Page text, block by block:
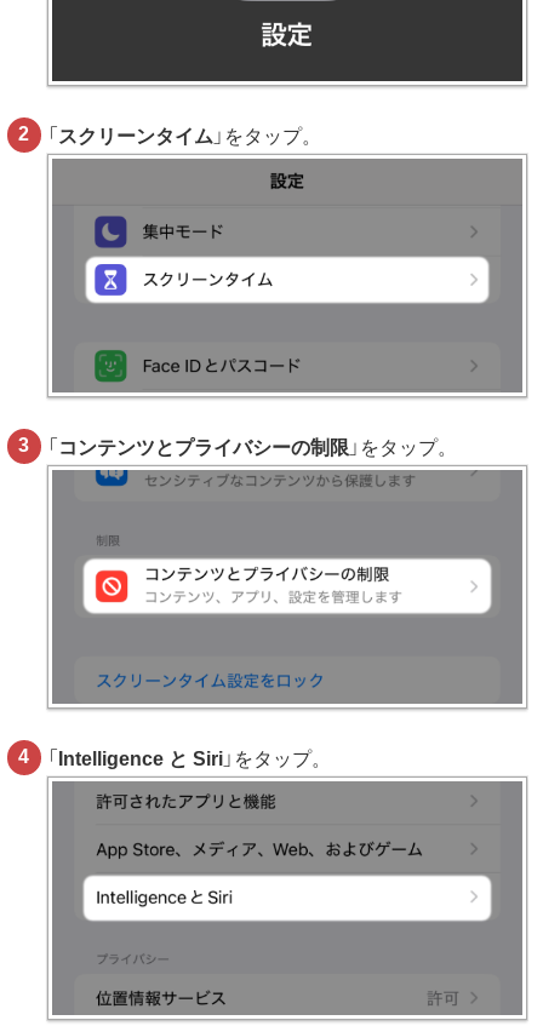
「 スクリーンタイム 」をタップ。
「 コンテンツとプライバシーの制限 」をタップ。
「 Intelligence と Siri 」をタップ。